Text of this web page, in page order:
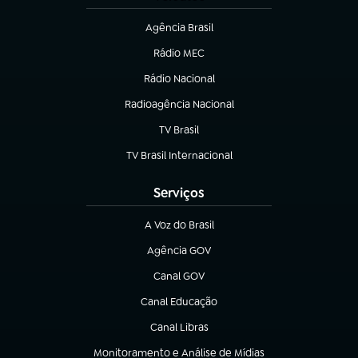
Agência Brasil
(abre em nova aba)
Rádio MEC
(abre em nova aba)
Rádio Nacional
Radioagência Nacional
(abre em nova aba)
TV Brasil
(abre em nova aba)
TV Brasil Internacional
(abre em nova aba)
Serviços
A Voz do Brasil
(abre em nova aba)
Agência GOV
(abre em nova aba)
Canal GOV
(abre em nova aba)
Canal Educação
(abre em nova aba)
Canal Libras
(abre em nova aba)
Monitoramento e Análise de Mídias